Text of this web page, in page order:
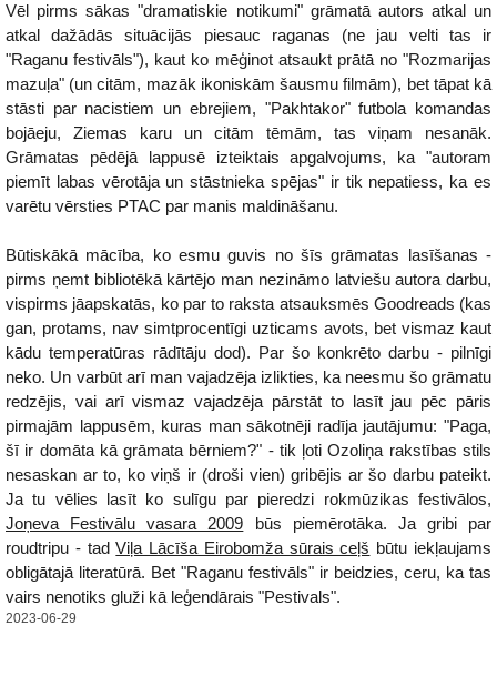
Vēl pirms sākas "dramatiskie notikumi" grāmatā autors atkal un
atkal dažādās situācijās piesauc raganas (ne jau velti tas ir
"Raganu festivāls"), kaut ko mēģinot atsaukt prātā no "Rozmarijas
mazuļa" (un citām, mazāk ikoniskām šausmu filmām), bet tāpat kā
stāsti par nacistiem un ebrejiem, "Pakhtakor" futbola komandas
bojāeju, Ziemas karu un citām tēmām, tas viņam nesanāk.
Grāmatas pēdējā lappusē izteiktais apgalvojums, ka "autoram
piemīt labas vērotāja un stāstnieka spējas" ir tik nepatiess, ka es
varētu vērsties PTAC par manis maldināšanu.
Būtiskākā mācība, ko esmu guvis no šīs grāmatas lasīšanas -
pirms ņemt bibliotēkā kārtējo man nezināmo latviešu autora darbu,
vispirms jāapskatās, ko par to raksta atsauksmēs Goodreads (kas
gan, protams, nav simtprocentīgi uzticams avots, bet vismaz kaut
kādu temperatūras rādītāju dod). Par šo konkrēto darbu - pilnīgi
neko. Un varbūt arī man vajadzēja izlikties, ka neesmu šo grāmatu
redzējis, vai arī vismaz vajadzēja pārstāt to lasīt jau pēc pāris
pirmajām lappusēm, kuras man sākotnēji radīja jautājumu: "Paga,
šī ir domāta kā grāmata bērniem?" - tik ļoti Ozoliņa rakstības stils
nesaskan ar to, ko viņš ir (droši vien) gribējis ar šo darbu pateikt.
Ja tu vēlies lasīt ko sulīgu par pieredzi rokmūzikas festivālos,
Joņeva Festivālu vasara 2009 būs piemērotāka. Ja gribi par
roudtripu - tadViļa Lācīša Eirobomža sūrais ceļš būtu iekļaujams
obligātajā literatūrā. Bet "Raganu festivāls" ir beidzies, ceru, ka tas
vairs nenotiks gluži kā leģendārais "Pestivals".
2023-06-29